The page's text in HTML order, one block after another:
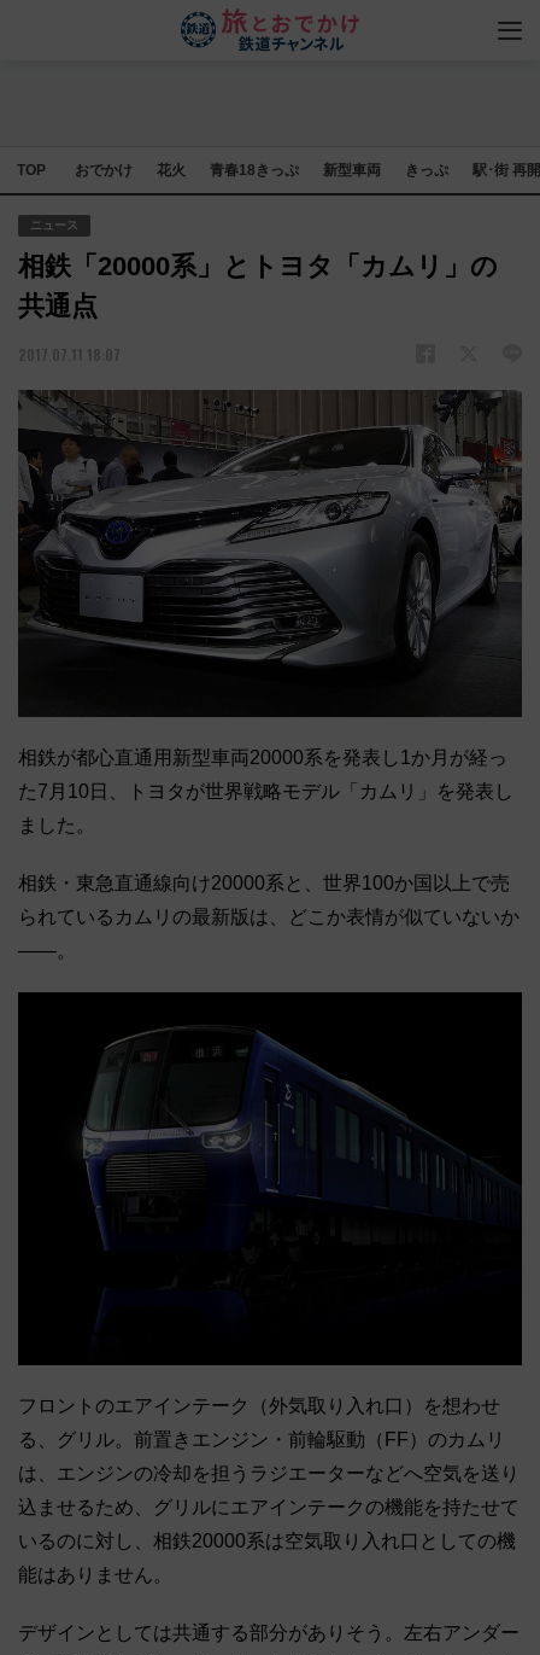
TOP おでかけ 花火 青春18きっぷ 新型車両 きっぷ 駅･街 再
ニュース
相鉄「20000系」とトヨタ「カムリ」の
共通点
2017.07.11 18:07
相鉄が都心直通用新型車両20000系を発表し1か月が経っ
た7月10日、トヨタが世界戦略モデル「カムリ」を発表し
ました。
相鉄・東急直通線向け20000系と、世界100か国以上で売
られているカムリの最新版は、どこか表情が似ていないか
――。
フロントのエアインテーク（外気取り入れ口）を想わせ
る、グリル。前置きエンジン・前輪駆動（FF）のカムリ
は、エンジンの冷却を担うラジエーターなどへ空気を送り
込ませるため、グリルにエアインテークの機能を持たせて
いるのに対し、相鉄20000系は空気取り入れ口としての機
能はありません。
デザインとしては共通する部分がありそう。左右アンダー